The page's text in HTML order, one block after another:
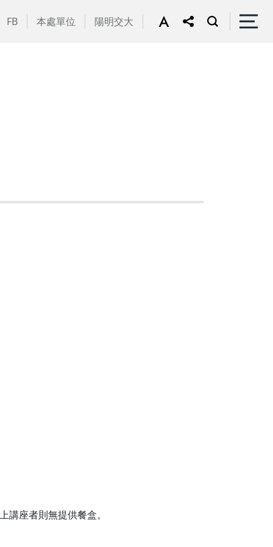
FB 本處單位 陽明交大
座者則無提供餐盒。